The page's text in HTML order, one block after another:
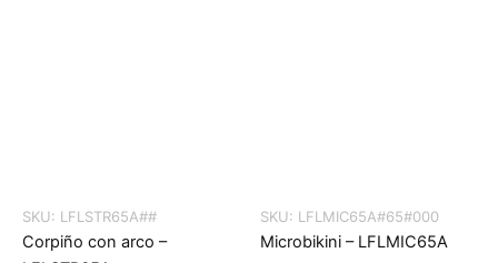
SKU: LFLSTR65A##
Corpiño con arco –
SKU: LFLMIC65A#65#000
Microbikini – LFLMIC65A